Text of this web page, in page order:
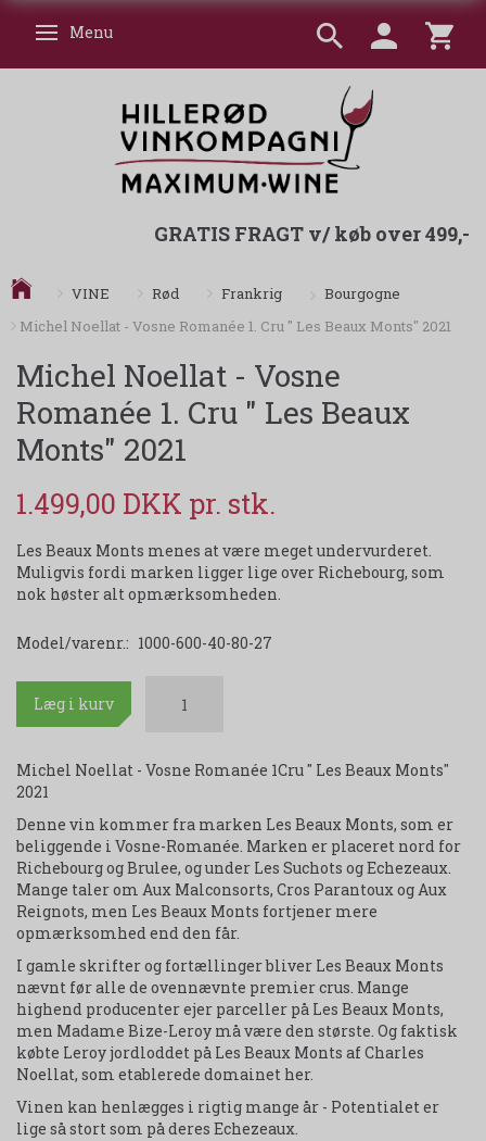
Skifte navigation
Menu
GRATIS FRAGT v/ køb over 499,-
VINE Rød Frankrig
Bourgogne
Michel Noellat - Vosne Romanée 1. Cru " Les Beaux Monts" 2021
Michel Noellat - Vosne
Romanée 1. Cru " Les Beaux
Monts" 2021
1.499,00 DKK
Les Beaux Monts menes at være meget undervurderet.
Muligvis fordi marken ligger lige over Richebourg, som
nok høster alt opmærksomheden.
Model/varenr.: 1000-600-40-80-27
Læg i kurv
Michel Noellat - Vosne Romanée 1Cru " Les Beaux Monts"
2021
Denne vin kommer fra marken Les Beaux Monts, som er
beliggende i Vosne-Romanée. Marken er placeret nord for
Richebourg og Brulee, og under Les Suchots og Echezeaux.
Mange taler om Aux Malconsorts, Cros Parantoux og Aux
Reignots, men Les Beaux Monts fortjener mere
opmærksomhed end den får.
I gamle skrifter og fortællinger bliver Les Beaux Monts
nævnt før alle de ovennævnte premier crus. Mange
highend producenter ejer parceller på Les Beaux Monts,
men Madame Bize-Leroy må være den største. Og faktisk
købte Leroy jordloddet på Les Beaux Monts af Charles
Noellat, som etablerede domainet her.
Vinen kan henlægges i rigtig mange år - Potentialet er
lige så stort som på deres Echezeaux.